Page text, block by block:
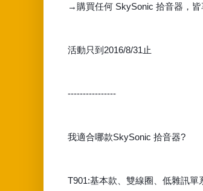
→購買任何 SkySonic 拾音器，
活動只到2016/8/31止
----------------
我適合哪款SkySonic 拾音器?
T901:基本款、雙線圈、低雜訊